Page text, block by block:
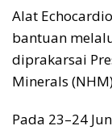
Alat
bantuan
diprakarsai
Minerals
Pada 23–24